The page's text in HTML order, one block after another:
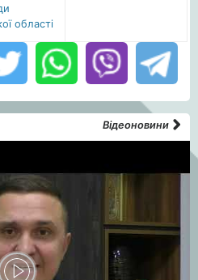
області
Відеоновини